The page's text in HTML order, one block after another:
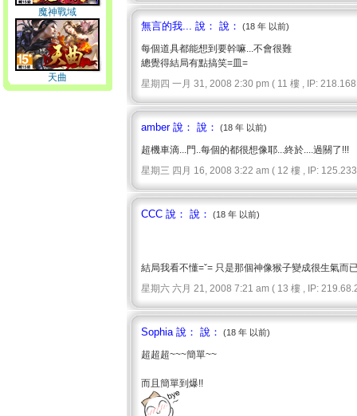
魔神戰域
天曲
無言的我... 說： 說： (18 年 以前)
每個道具都能想到要幹嘛...不會很難
總覺得結局有點搞笑=皿=
星期四 一月 31, 2008 2:30 pm ( 11 樓 , IP:
amber 說： 說： (18 年 以前)
超機車滴...門..每個的都很想像耶...終於....過關了!!!
星期三 四月 16, 2008 3:22 am ( 12 樓 , IP:
CCC 說： 說： (18 年 以前)
結局我看不懂=ˇ= 只是那個神像猴子變成很生氣而
星期六 六月 21, 2008 7:21 am ( 13 樓 , IP:
Sophia 說： 說： (18 年 以前)
超超超~~~簡單~~
而且簡單到爆!!